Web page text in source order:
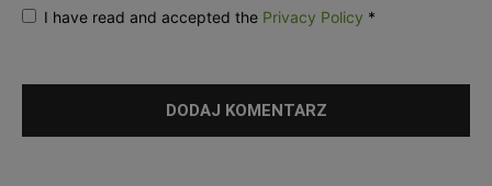
I have read and accepted the Privacy Policy *